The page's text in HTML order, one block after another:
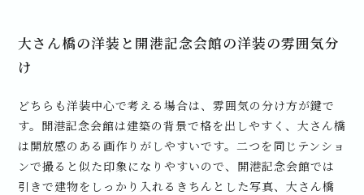
大さん橋の洋装と開港記念会館の洋装の雰囲気分
け
どちらも洋装中心で考える場合は、雰囲気の分け方が鍵で
す。開港記念会館は建築の背景で格を出しやすく、大さん橋
は開放感のある画作りがしやすいです。二つを同じテンショ
ンで撮ると似た印象になりやすいので、開港記念会館では
引きで建物をしっかり入れるきちんとした写真、大さん橋